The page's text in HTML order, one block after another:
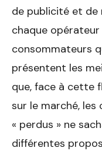
de publicité et de
chaque
consommateurs
présentent les
que, face à cette
sur le marché,
« perdus » ne
différentes